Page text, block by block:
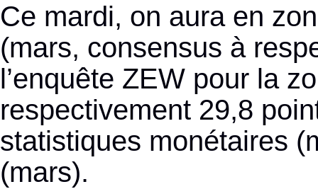
Ce mardi, on aura en
(mars, consensus à
l’enquête ZEW pour la
respectivement 29,8
statistiques monétaires
(mars).